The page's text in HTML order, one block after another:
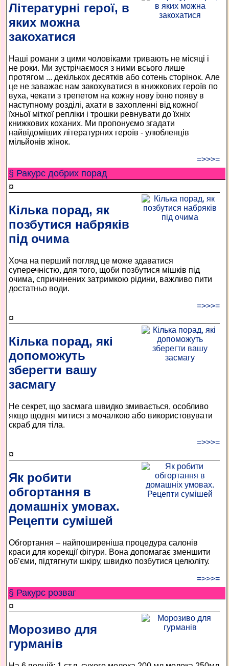
Літературні герої, в
яких можна
закохатися
Наші романи з цими чоловіками тривають не місяці і
не роки. Ми зустрічаємося з ними всього лише
протягом ... декількох десятків або сотень сторінок. Але
це не заважає нам закохуватися в книжкових героїв по
вуха, чекати з трепетом на кожну нову їхню появу в
наступному розділі, ахати в захопленні від кожної
їхньої міткої репліки і трошки ревнувати до їхніх
книжкових коханих. Ми пропонуємо згадати
найвідоміших літературних героїв - улюбленців
мільйонів жінок.
=>>>=
§ Ракурс добрих порад
¤
Кілька порад, як
позбутися набряків
під очима
Хоча на перший погляд це може здаватися
суперечністю, для того, щоби позбутися мішків під
очима, спричинених затримкою рідини, важливо пити
достатньо води.
=>>>=
¤
Кілька порад, які
допоможуть
зберегти вашу
засмагу
Не секрет, що засмага швидко змивається, особливо
якщо щодня митися з мочалкою або використовувати
скраб для тіла.
=>>>=
¤
Як робити
обгортання в
домашніх умовах.
Рецепти сумішей
Обгортання – найпоширеніша процедура салонів
краси для корекції фігури. Вона допомагає зменшити
об’єми, підтягнути шкіру, швидко позбутися целюліту.
=>>>=
§ Ракурс розваг
¤
Морозиво для
гурманів